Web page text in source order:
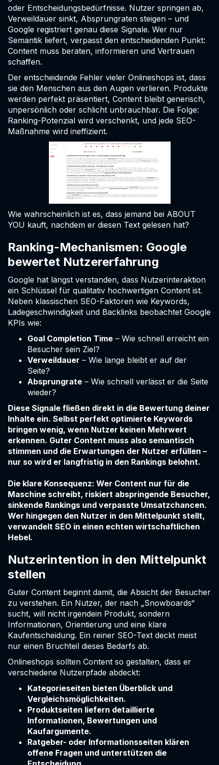
oder Entscheidungsbedürfnisse. Nutzer springen ab,
Verweildauer sinkt, Absprungraten steigen – und
Google registriert genau diese Signale. Wer nur
Semantik liefert, verpasst den entscheidenden Punkt:
Content muss beraten, informieren und Vertrauen
schaffen.
Der entscheidende Fehler vieler Onlineshops ist, dass
sie den Menschen aus den Augen verlieren. Produkte
werden perfekt präsentiert, Content bleibt generisch,
unpersönlich oder schlicht unbrauchbar. Die Folge:
Ranking-Potenzial wird verschenkt, und jede SEO-
Maßnahme wird ineffizient.
Wie wahrscheinlich ist es, dass jemand bei ABOUT
YOU kauft, nachdem er diesen Text gelesen hat?
Ranking-Mechanismen: Google
bewertet Nutzererfahrung
Google hat längst verstanden, dass Nutzerinteraktion
ein Schlüssel für qualitativ hochwertigen Content ist.
Neben klassischen SEO-Faktoren wie Keywords,
Ladegeschwindigkeit und Backlinks beobachtet Google
KPIs wie:
Goal Completion Time – Wie schnell erreicht ein
Besucher sein Ziel?
Verweildauer – Wie lange bleibt er auf der
Seite?
Absprungrate – Wie schnell verlässt er die Seite
wieder?
Diese Signale fließen direkt in die Bewertung deiner
Inhalte ein. Selbst perfekt optimierte Keywords
bringen wenig, wenn Nutzer keinen Mehrwert
erkennen. Guter Content muss also semantisch
stimmen und die Erwartungen der Nutzer erfüllen –
nur so wird er langfristig in den Rankings belohnt.
Die klare Konsequenz: Wer Content nur für die
Maschine schreibt, riskiert abspringende Besucher,
sinkende Rankings und verpasste Umsatzchancen.
Wer hingegen den Nutzer in den Mittelpunkt stellt,
verwandelt SEO in einen echten wirtschaftlichen
Hebel.
Nutzerintention in den Mittelpunkt
stellen
Guter Content beginnt damit, die Absicht der Besucher
zu verstehen. Ein Nutzer, der nach „Snowboards“
sucht, will nicht irgendein Produkt, sondern
Informationen, Orientierung und eine klare
Kaufentscheidung. Ein reiner SEO-Text deckt meist
nur einen Bruchteil dieses Bedarfs ab.
Onlineshops sollten Content so gestalten, dass er
verschiedene Nutzerpfade abdeckt:
Kategorieseiten bieten Überblick und
Vergleichsmöglichkeiten.
Produktseiten liefern detaillierte
Informationen, Bewertungen und
Kaufargumente.
Ratgeber- oder Informationsseiten klären
offene Fragen und unterstützen die